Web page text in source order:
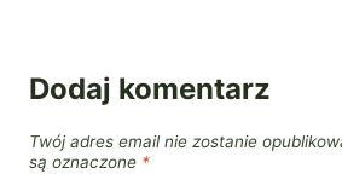
Dodaj komentarz
Twój adres email nie zostanie
są oznaczone *